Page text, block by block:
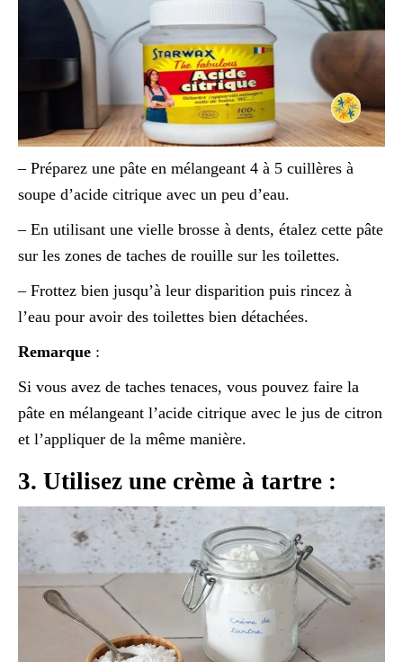
– Préparez une pâte en mélangeant 4 à 5 cuillères à
soupe d’acide citrique avec un peu d’eau.
– En utilisant une vielle brosse à dents, étalez cette pâte
sur les zones de taches de rouille sur les toilettes.
– Frottez bien jusqu’à leur disparition puis rincez à
l’eau pour avoir des toilettes bien détachées.
Remarque :
Si vous avez de taches tenaces, vous pouvez faire la
pâte en mélangeant l’acide citrique avec le jus de citron
et l’appliquer de la même manière.
3. Utilisez une crème à tartre :